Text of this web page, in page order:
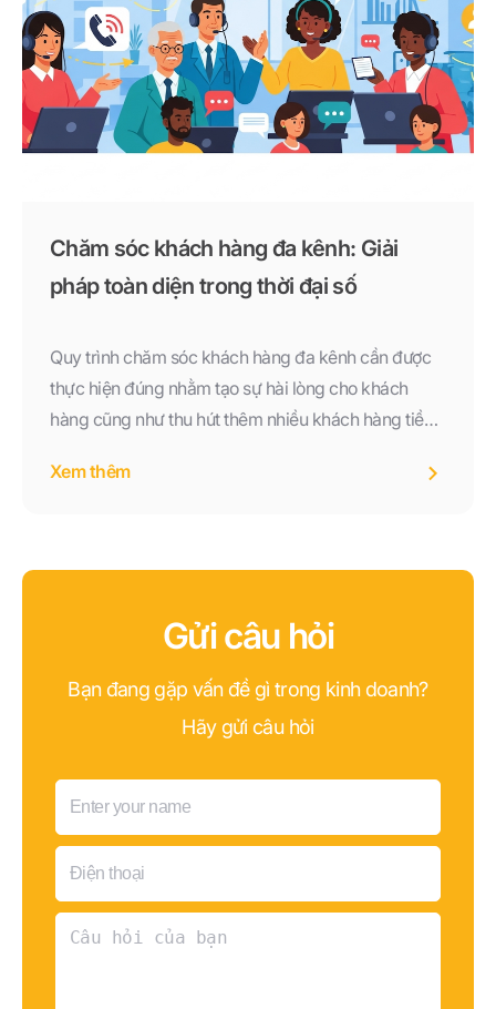
Chăm sóc khách hàng đa kênh: Giải
pháp toàn diện trong thời đại số
Quy trình chăm sóc khách hàng đa kênh cần được
thực hiện đúng nhằm tạo sự hài lòng cho khách
hàng cũng như thu hút thêm nhiều khách hàng tiềm
bước như thế nào?
Xem thêm
Gửi câu hỏi
Bạn đang gặp vấn đề gì trong kinh doanh?
Hãy gửi câu hỏi